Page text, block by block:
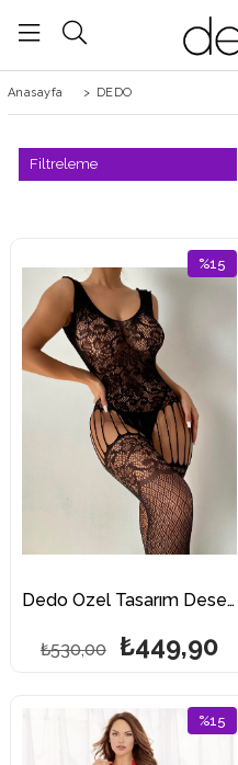
Anasayfa > DEDO
Filtreleme
Dedo Özel Tasarım Desenli Fantazi Vücut Çorabı
₺449,90
₺530,00
%15
%15